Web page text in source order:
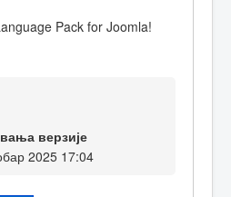
Pack for Joomla!
верзије
2025 17:04